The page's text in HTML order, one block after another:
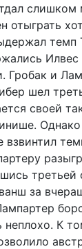
слишком
отыграть
темп
Илвес
Гробак и
шел
своей
взвинтил
третьей
за
неплохо. К